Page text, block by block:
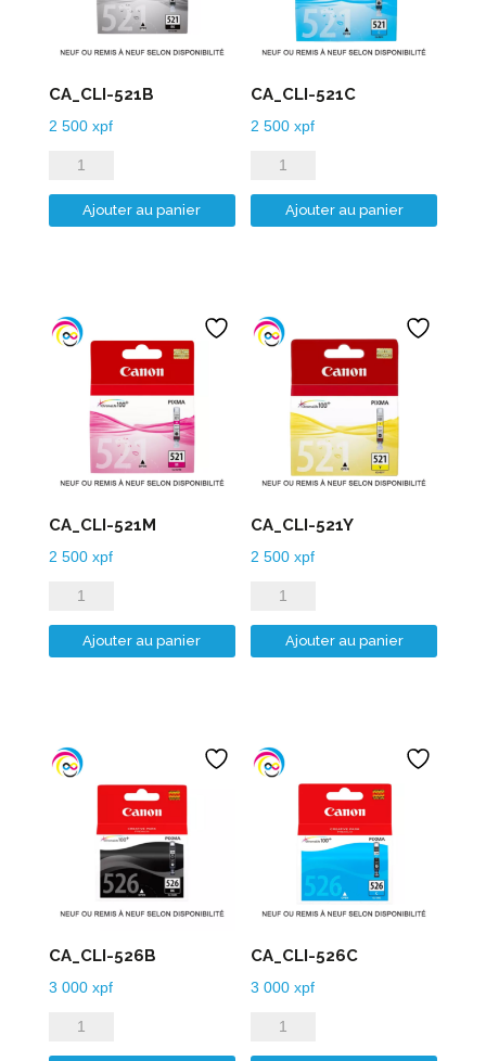
CA_CLI-521B
2 500 xpf
quantité
de
CA_CLI-
Ajouter au panier
CA_CLI-521C
2 500xpf
quantité
de
CA_CLI-
Ajouter au panier
CA_CLI-521M
2 500 xpf
quantité
de
CA_CLI-
Ajouter au panier
CA_CLI-521Y
2 500xpf
quantité
de
CA_CLI-
Ajouter au panier
CA_CLI-526B
3 000 xpf
quantité
de
CA_CLI-526C
3 000xpf
quantité
de